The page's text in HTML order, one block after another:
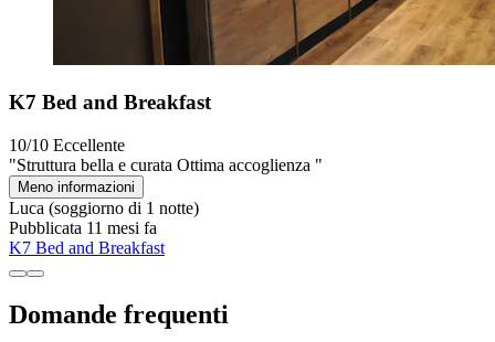
K7 Bed and Breakfast
10/10 Eccellente
"Struttura bella e curata Ottima accoglienza "
Meno informazioni
Luca (soggiorno di 1 notte)
Pubblicata 11 mesi fa
K7 Bed and Breakfast
Domande frequenti